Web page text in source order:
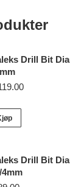
Drill Bit
Drill Bit
4mm